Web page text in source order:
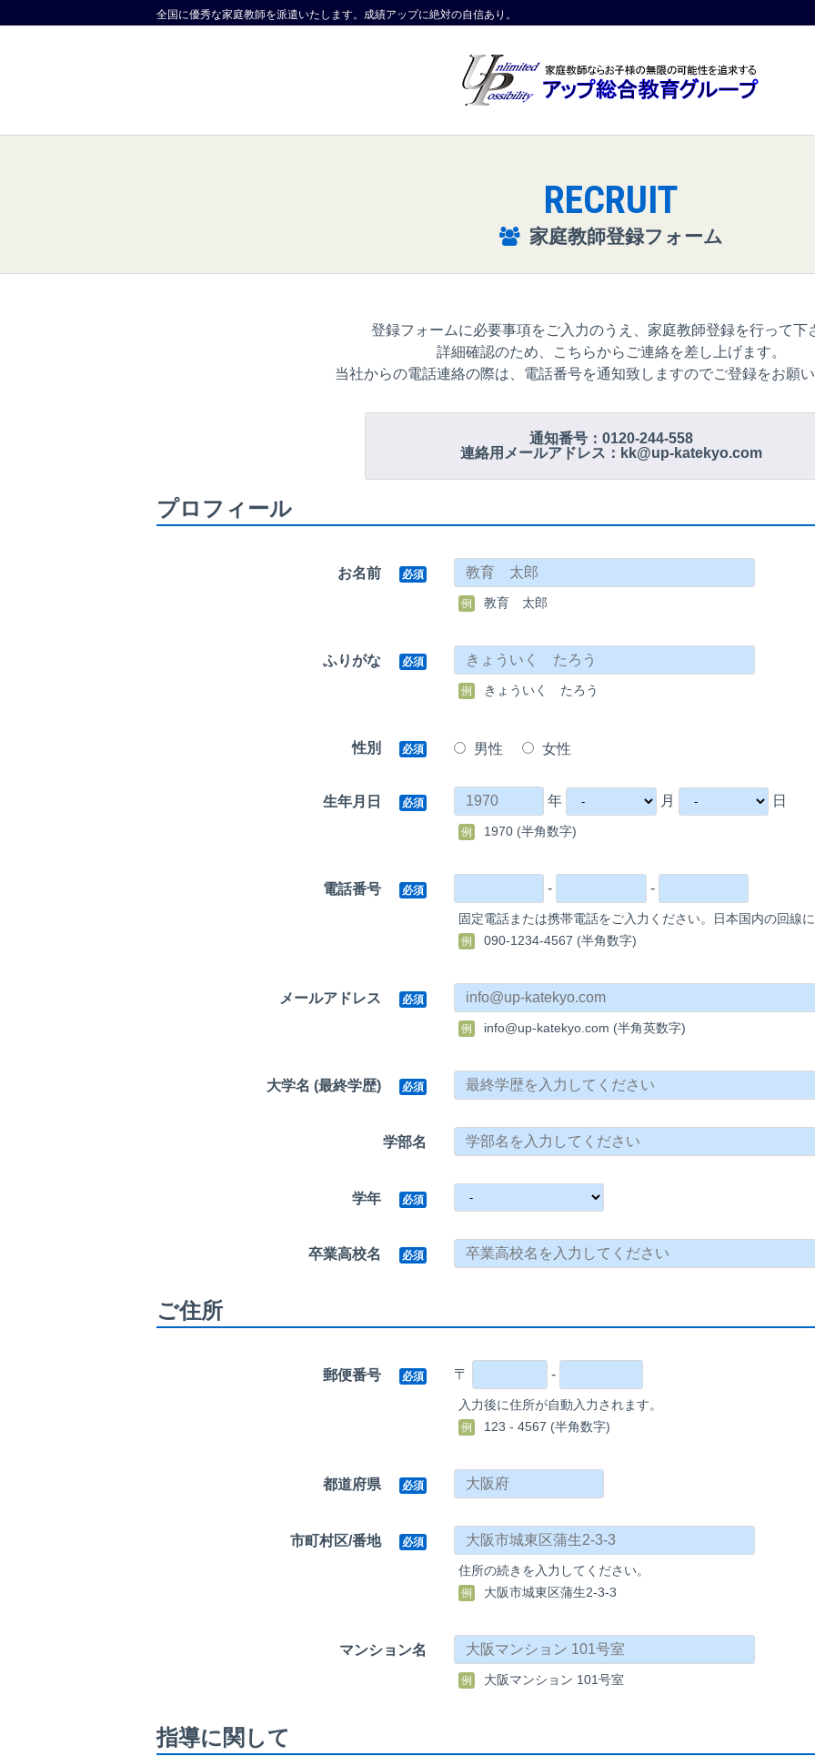
全国に優秀な家庭教師を派遣いたします。成績アップに絶対の自信あり。
RECRUIT
家庭教師登録フォーム
登録フォームに必要事項をご入力のうえ、家庭教師登録を行って下
詳細確認のため、こちらからご連絡を差し上げます。
当社からの電話連絡の際は、電話番号を通知致しますのでご登録をお願
通知番号：0120-244-558
連絡用メールアドレス：kk@up-katekyo.com
プロフィール
お名前 必須
例 教育 太郎
ふりがな 必須
例 きょういく たろう
性別 必須 男性 女性
生年月日 必須 年 月 日
例 1970 (半角数字)
電話番号 必須 - -
固定電話または携帯電話をご入力ください。日本国内の回線
例 090-1234-4567 (半角数字)
メールアドレス 必須
例 info@up-katekyo.com (半角英数字)
大学名 (最終学歴) 必須
学部名
学年 必須
卒業高校名 必須
ご住所
郵便番号 必須 〒 -
入力後に住所が自動入力されます。
例 123 - 4567 (半角数字)
都道府県 必須
市町村区/番地 必須
住所の続きを入力してください。
例 大阪市城東区蒲生2-3-3
マンション名
例 大阪マンション 101号室
指導に関して